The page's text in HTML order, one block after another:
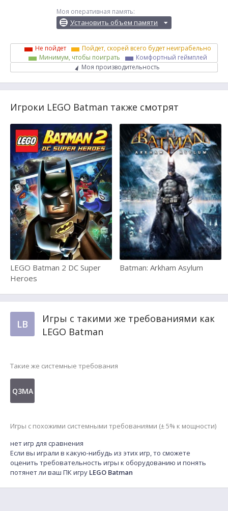
Моя оперативная память:
Установить объем памяти
Не пойдет
Пойдет, скорей всего будет неиграбельно
Минимум, чтобы поиграть
Комфортный геймплей
Моя производительность
Игроки LEGO Batman также смотрят
LEGO Batman 2 DC Super
Heroes
Batman: Arkham Asylum
LB
Игры с такими же требованиями как
LEGO Batman
Такие же системные требования
Q3MA
Игры с похожими системными требованиями (± 5% к мощности)
нет игр для сравнения
Если вы играли в какую-нибудь из этих игр, то сможете
оценить требовательность игры к оборудованию и понять
потянет ли ваш ПК игру LEGO Batman